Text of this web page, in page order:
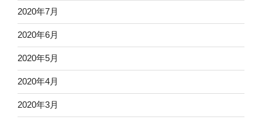
2020年7月
2020年6月
2020年5月
2020年4月
2020年3月